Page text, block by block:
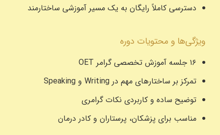
دسترسی کاملاً رایگان به یک مسیر آموزشی ساختارمند
ویژگی‌ها و محتویات دوره
۱۶ جلسه آموزش تخصصی گرامر OET
تمرکز بر ساختارهای مهم در Writing و Speaking
توضیح ساده و کاربردی نکات گرامری
مناسب برای پزشکان، پرستاران و کادر درمان